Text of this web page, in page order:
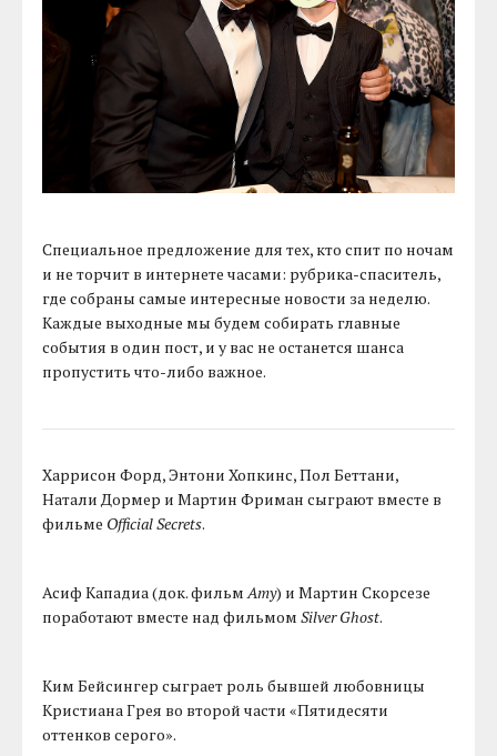
Специальное предложение для тех, кто спит по ночам
и не торчит в интернете часами: рубрика-спаситель,
где собраны самые интересные новости за неделю.
Каждые выходные мы будем собирать главные
события в один пост, и у вас не останется шанса
пропустить что-либо важное.
Харрисон Форд, Энтони Хопкинс, Пол Беттани,
Натали Дормер и Мартин Фриман сыграют вместе в
фильме Official Secrets.
Асиф Кападиа (док. фильмAmy) и Мартин Скорсезе
поработают вместе над фильмомSilver Ghost.
Ким Бейсингер сыграет роль бывшей любовницы
Кристиана Грея во второй части «Пятидесяти
оттенков серого».